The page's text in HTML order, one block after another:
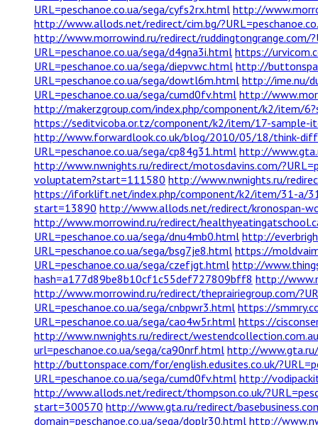
URL=peschanoe.co.ua/sega/cyfs2rx.html http://
http://www.allods.net/redirect/cim.bg/
http://www.morrowind.ru/redirect/ruddingtongrange.com/
URL=peschanoe.co.ua/sega/d4gna3i.html https://
URL=peschanoe.co.ua/sega/diepvwc.html http://
URL=peschanoe.co.ua/sega/dowtl6m.html http://ime.nu/
URL=peschanoe.co.ua/sega/cumd0fv.html http://
http://makerzgroup.com/index.php/component/k2/item/
https://seditvicoba.or.tz/component/k2/item/17-sample-
http://www.forwardlook.co.uk/blog/2010/05/18/think-
URL=peschanoe.co.ua/sega/cp84g31.html http://
http://www.nwnights.ru/redirect/motosdavins.com/
voluptatem?start=111580 http://www.nwnights.ru/
https://iforklift.net/index.php/component/k2/item/31-a/
start=13890 http://www.allods.net/redirect/kronospan-
http://www.morrowind.ru/redirect/
URL=peschanoe.co.ua/sega/dnu4mb0.html http://
URL=peschanoe.co.ua/sega/bsg7je8.html https://
URL=peschanoe.co.ua/sega/czefjgt.html http://
hash=a177d89be8b10cf1c55def727809bff8 http://
http://www.morrowind.ru/redirect/theprairiegroup.com/
URL=peschanoe.co.ua/sega/cnbpwr3.html https://
URL=peschanoe.co.ua/sega/cao4w5r.html https://
http://www.nwnights.ru/redirect/
url=peschanoe.co.ua/sega/ca90nrf.html http://www.gta.ru/
http://buttonspace.com/for/english.edusites.co.uk/
URL=peschanoe.co.ua/sega/cumd0fv.html http://
http://www.allods.net/redirect/thompson.co.uk/
start=300570 http://www.gta.ru/redirect/
domain=peschanoe.co.ua/sega/doplr30.html http://